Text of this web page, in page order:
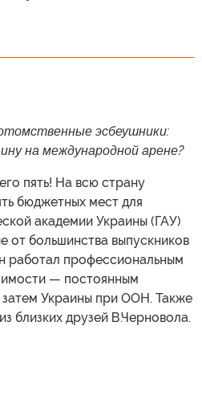
эсбеушники:
на международной арене?
пять! На всю страну
бюджетных мест для
академии Украины (ГАУ)
от большинства выпускников
работал профессиональным
— постоянным
Украины при ООН. Также
близких друзей В.Черновола.